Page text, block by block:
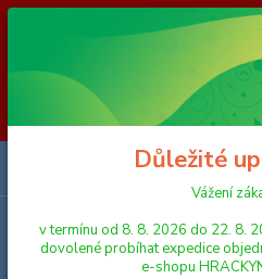
Vážení zákazníci, v termínu od 8.
důvodu čerpání dovolené probíhat
provoz e-shopu
uhrazené do čtvrtka 6. 8. 2026
Objednávky přijaté, nebo uhrazené
2026 budou postupně expedovány
pochopení
Důležité
Vážení
v termínu od 8. 8. 2026 do 22. 8.
dovolené probíhat expedice
e-shopu